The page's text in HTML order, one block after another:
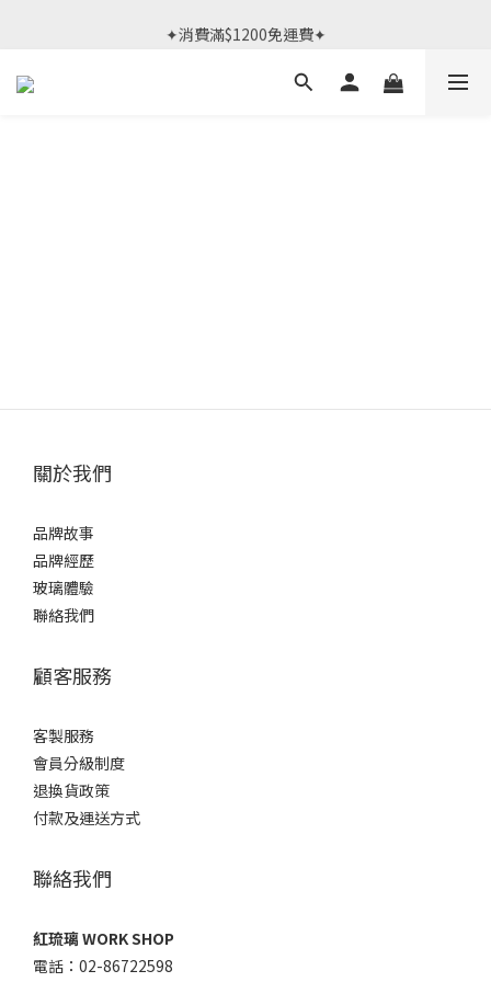
春日限定體驗課 >> 作伙來預約.ᐟ‪‪.ᐟ
✦消費滿$1200免運費✦
春日限定體驗課 >> 作伙來預約.ᐟ‪‪.ᐟ
關於我們
品牌故事
品牌經歷
玻璃體驗
聯絡我們
顧客服務
客製服務
會員分級制度
退換貨政策
付款及運送方式
聯絡我們
紅琉璃 WORK SHOP
電話：02-86722598